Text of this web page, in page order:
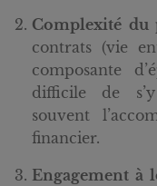
Complexité du
contrats (vie
composante
difficile de
souvent
financier.
Engagement à